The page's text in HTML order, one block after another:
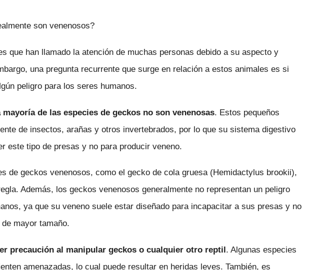
son venenosos?
que han llamado la atención de muchas personas debido a su aspecto y
una pregunta recurrente que surge en relación a estos animales es si
peligro para los seres humanos.
de las especies de geckos no son venenosas. Estos pequeños
de insectos, arañas y otros invertebrados, por lo que su sistema digestivo
este tipo de presas y no para producir veneno.
de geckos venenosos, como el gecko de cola gruesa (Hemidactylus brookii),
Además, los geckos venenosos generalmente no representan un peligro
ya que su veneno suele estar diseñado para incapacitar a sus presas y no
mayor tamaño.
precaución al manipular geckos o cualquier otro reptil. Algunas especies
amenazadas, lo cual puede resultar en heridas leves. También, es